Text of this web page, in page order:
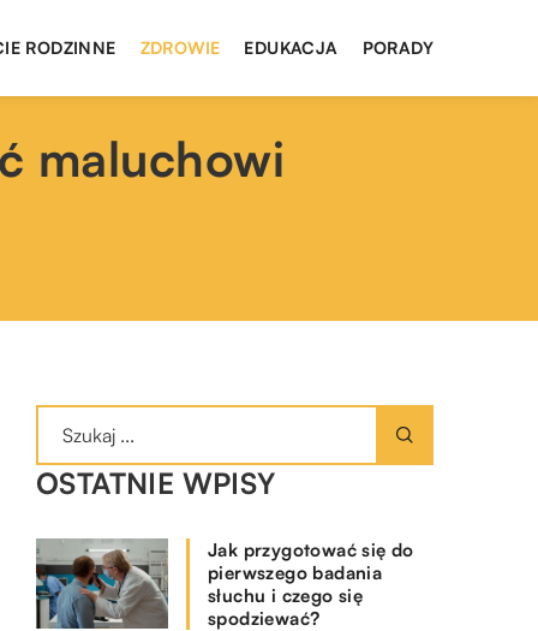
RODZINNE ZDROWIE EDUKACJA PORADY
maluchowi
OSTATNIE WPISY
Jak przygotować się do
pierwszego badania
słuchu i czego się
spodziewać?